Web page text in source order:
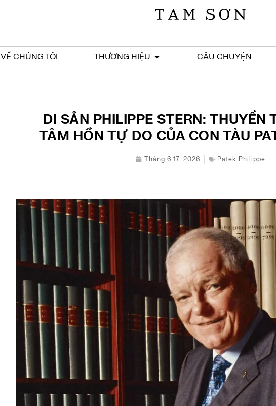
VỀ CHÚNG TÔI THƯƠNG HIỆU CÂU CHUYỆN
DI SẢN PHILIPPE STERN: THUYỀN
TÂM HỒN TỰ DO CỦA CON TÀU
Tháng 6 17, 2026 Patek Philippe